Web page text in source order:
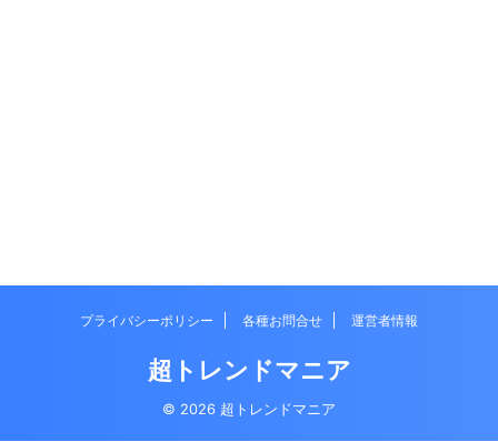
プライバシーポリシー 各種お問合せ 運営者情報
超トレンドマニア
© 2026 超トレンドマニア